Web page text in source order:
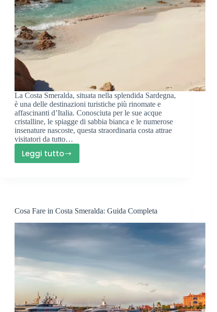
La Costa Smeralda, situata nella splendida Sardegna,
è una delle destinazioni turistiche più rinomate e
affascinanti d’Italia. Conosciuta per le sue acque
cristalline, le spiagge di sabbia bianca e le numerose
insenature nascoste, questa straordinaria costa attrae
visitatori da tutto…
Leggi tutto
Dove
Migliori
Località
Cosa Fare in Costa Smeralda: Guida Completa